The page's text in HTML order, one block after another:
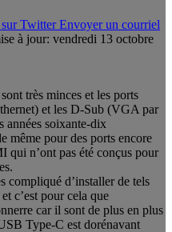
Twitter Envoyer un courriel
à jour: vendredi 13 octobre
très minces et les ports
et les D-Sub (VGA par
années soixante-dix
même pour des ports encore
qui n’ont pas été conçus pour
compliqué d’installer de tels
c’est pour cela que
car il sont de plus en plus
Type-C est dorénavant